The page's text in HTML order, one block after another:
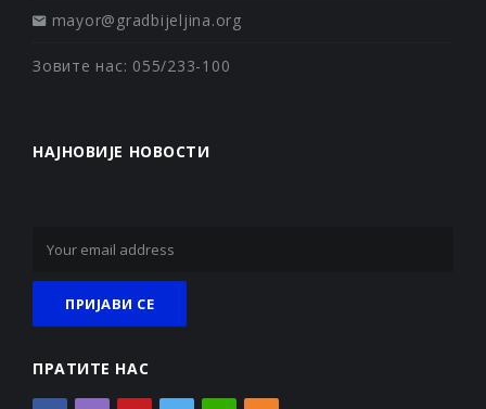
mayor@gradbijeljina.org
Зовите нас: 055/233-100
НАЈНОВИЈЕ НОВОСТИ
ПРАТИТЕ НАС